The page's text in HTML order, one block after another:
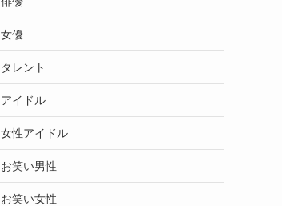
女優
タレント
アイドル
女性アイドル
お笑い男性
お笑い女性